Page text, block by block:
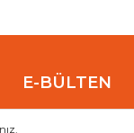
E-BÜLTEN